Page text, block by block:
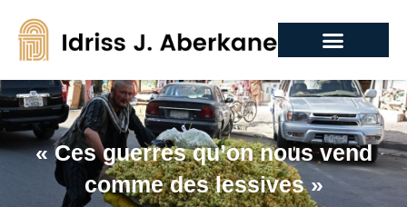
« Ces guerres qu’on nous vend
comme des lessives »